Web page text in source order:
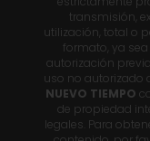
transmisión,
utilización, total o
formato, ya
autorización
uso no autorizado
NUEVO TIEMPO
de propiedad
legales. Para